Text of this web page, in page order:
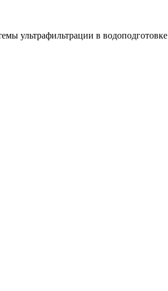
ультрафильтрации в водоподготовке